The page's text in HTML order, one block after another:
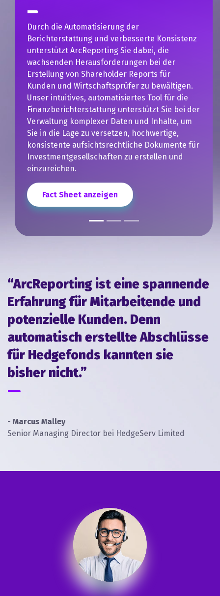
der
und verbesserte Konsistenz
Sie dabei, die
Herausforderungen bei der
Shareholder Reports für
Wirtschaftsprüfer zu bewältigen.
automatisiertes Tool für die
unterstützt Sie bei der
Daten und Inhalte, um
zu versetzen, hochwertige,
Dokumente für
zu erstellen und
anzeigen
Veröffentlichung
Was für eine
verwalteten
US-Dollar ein 48-
zu einer
Minuten
mit DFIN brachte
Vorteile:
Mehrere
wurden
Der Zeit-
“ArcReporting ist eine spannende
Erfahrung für Mitarbeitende und
potenzielle Kunden. Denn
automatisch erstellte Abschlüsse
bisher nicht.”